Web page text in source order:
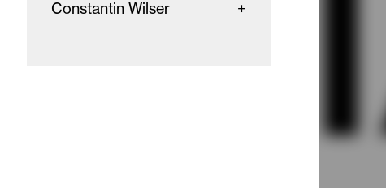
Constantin Wilser